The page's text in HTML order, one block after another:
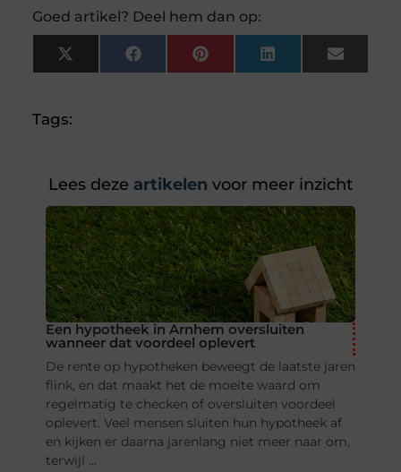
Goed artikel? Deel hem dan op:
X
(Twitter)
FacebookPinterestLinkedInEmail
Tags:
Lees deze artikelen voor meer inzicht
Een hypotheek in Arnhem oversluiten
wanneer dat voordeel oplevert
De rente op hypotheken beweegt de laatste jaren
flink, en dat maakt het de moeite waard om
regelmatig te checken of oversluiten voordeel
oplevert. Veel mensen sluiten hun hypotheek af
en kijken er daarna jarenlang niet meer naar om,
terwijl ...